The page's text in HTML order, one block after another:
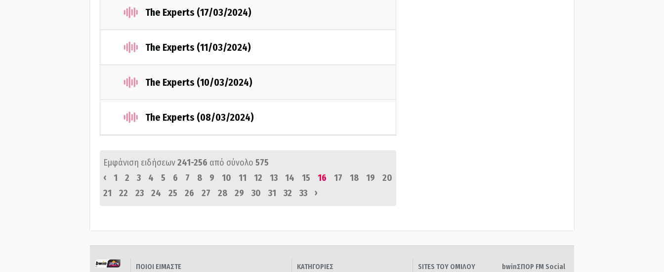
The Experts (17/03/2024)
The Experts (11/03/2024)
The Experts (10/03/2024)
The Experts (08/03/2024)
Εμφάνιση ειδήσεων241-256 από σύνολο 575
‹
1 2 3 4 5 6 7 8 9 10 11 12 13 14 15 16 17 18 19
20
21
22 23 24 25 26 27 28 29 30 31 32 33 ›
ΠΟΙΟΙ ΕΙΜΑΣΤΕ ΚΑΤΗΓΟΡΙΕΣ SITES ΤΟΥ ΟΜΙΛΟΥ bwinΣΠΟΡ FM Social